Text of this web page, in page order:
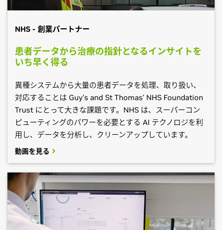
NHS - 創業パートナー
患者データから治療の指針となるインサイトを
いち早く得る
異種システムから大量の患者データを処理、取り扱い、
対応することは Guy’s and St Thomas’ NHS Foundation
Trust にとって大きな課題です。NHS は、スーパーコン
ピューティングのパワーを必要とする AI テクノロジを利
用し、データを分析し、クリーンアップしています。
動画を見る